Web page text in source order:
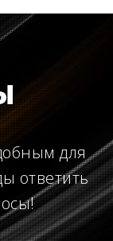
для
ответить